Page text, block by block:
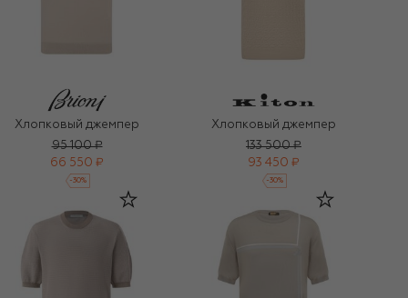
Хлопковый джемпер
95 100 ₽
66 550 ₽
-30%
Хлопковый джемпер
133 500 ₽
93 450 ₽
-30%